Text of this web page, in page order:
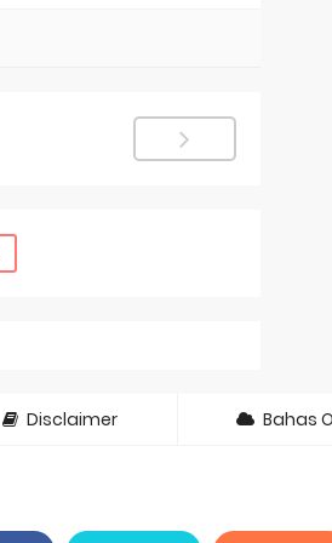
Disclaimer Bahas